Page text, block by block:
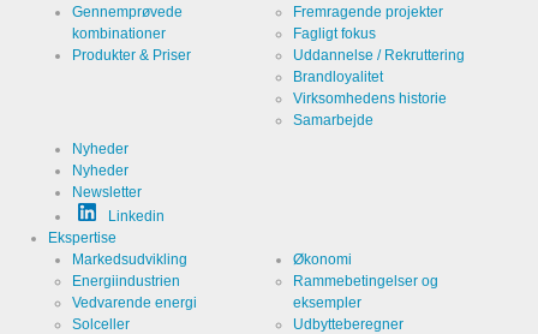
Gennemprøvede
kombinationer
Produkter & Priser
Nyheder
Nyheder
Newsletter
Linkedin
Fremragende projekter
Fagligt fokus
Uddannelse / Rekruttering
Brandloyalitet
Virksomhedens historie
Samarbejde
Ekspertise
Markedsudvikling
Energiindustrien
Vedvarende energi
Solceller
Økonomi
Rammebetingelser og
eksempler
Udbytteberegner